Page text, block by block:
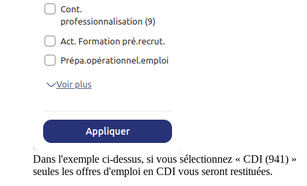
Dans l'exemple ci-dessus, si vous sélectionnez « CDI (941) »
seules les offres d'emploi en CDI vous seront restituées.